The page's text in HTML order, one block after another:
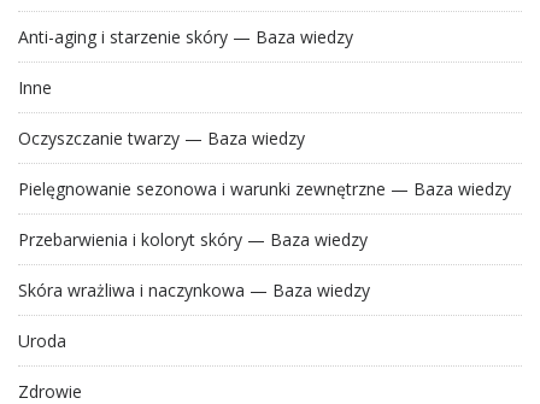
Anti-aging i starzenie skóry — Baza wiedzy
Inne
Oczyszczanie twarzy — Baza wiedzy
Pielęgnowanie sezonowa i warunki zewnętrzne — Baza wiedzy
Przebarwienia i koloryt skóry — Baza wiedzy
Skóra wrażliwa i naczynkowa — Baza wiedzy
Uroda
Zdrowie